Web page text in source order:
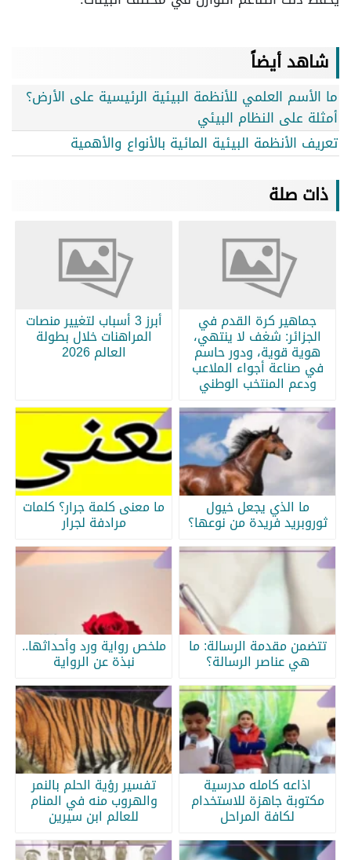
شاهد أيضاً
ما الأسم العلمي للأنظمة البيئية الرئيسية على الأرض؟
أمثلة على النظام البيئي
تعريف الأنظمة البيئية المائية بالأنواع والأهمية
ذات صلة
جماهير كرة القدم في
الجزائر: شغف لا ينتهي،
هوية قوية، ودور حاسم
في صناعة أجواء الملاعب
ودعم المنتخب الوطني
أبرز 3 أسباب لتغيير منصات
المراهنات خلال بطولة
العالم 2026
ما الذي يجعل خيول
ثوروبريد فريدة من نوعها؟
ما معنى كلمة جرار؟ كلمات
مرادفة لجرار
تتضمن مقدمة الرسالة: ما
هي عناصر الرسالة؟
ملخص رواية ورد وأحداثها..
نبذة عن الرواية
اذاعه كامله مدرسية
مكتوبة جاهزة للاستخدام
لكافة المراحل
تفسير رؤية الحلم بالنمر
والهروب منه في المنام
للعالم ابن سيرين